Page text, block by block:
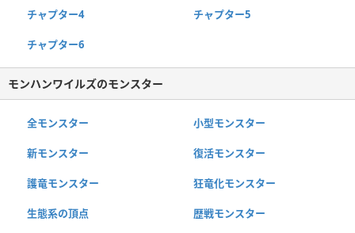
チャプター4 チャプター5
チャプター6
モンハンワイルズのモンスター
全モンスター 小型モンスター
新モンスター 復活モンスター
護竜モンスター 狂竜化モンスター
生態系の頂点 歴戦モンスター